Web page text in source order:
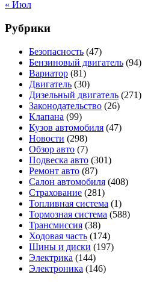
« Июл
Рубрики
Безопасность (47)
Бензиновый двигатель (94)
Вариатор (81)
Двигатель (30)
Дизельный двигатель (271)
Законодательство (26)
Клапана (99)
Кузов автомобиля (47)
Новости (298)
Обзор авто (7)
Подвеска авто (301)
Ремонт авто (87)
Салон автомобиля (408)
Страхование (281)
Топливная система (1)
Тормозная система (588)
Трансмиссия (38)
Ходовая часть (174)
Шины и диски (197)
Электрика (144)
Электроника (146)